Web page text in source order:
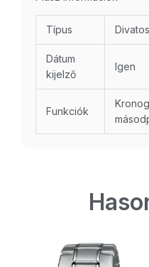
Típus Divatos
Dátum
kijelző
Igen
Funkciók